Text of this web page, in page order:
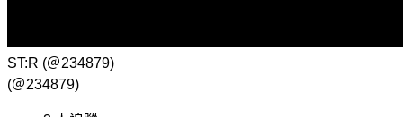
ST:R (＠234879)
(＠234879)